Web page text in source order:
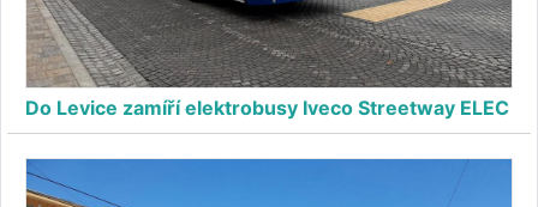
Do Levice zamíří elektrobusy Iveco Streetway ELEC